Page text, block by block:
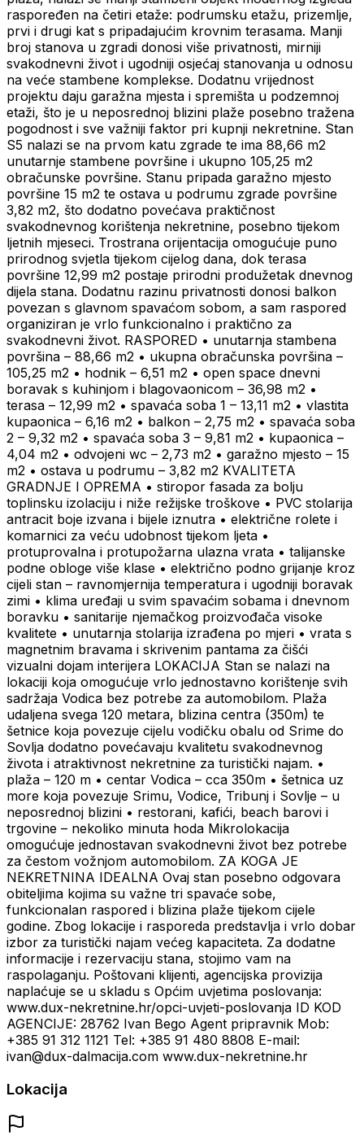
raspoređen na četiri etaže: podrumsku etažu, prizemlje,
prvi i drugi kat s pripadajućim krovnim terasama. Manji
broj stanova u zgradi donosi više privatnosti, mirniji
svakodnevni život i ugodniji osjećaj stanovanja u odnosu
na veće stambene komplekse. Dodatnu vrijednost
projektu daju garažna mjesta i spremišta u podzemnoj
etaži, što je u neposrednoj blizini plaže posebno tražena
pogodnost i sve važniji faktor pri kupnji nekretnine. Stan
S5 nalazi se na prvom katu zgrade te ima 88,66 m2
unutarnje stambene površine i ukupno 105,25 m2
obračunske površine. Stanu pripada garažno mjesto
površine 15 m2 te ostava u podrumu zgrade površine
3,82 m2, što dodatno povećava praktičnost
svakodnevnog korištenja nekretnine, posebno tijekom
ljetnih mjeseci. Trostrana orijentacija omogućuje puno
prirodnog svjetla tijekom cijelog dana, dok terasa
površine 12,99 m2 postaje prirodni produžetak dnevnog
dijela stana. Dodatnu razinu privatnosti donosi balkon
povezan s glavnom spavaćom sobom, a sam raspored
organiziran je vrlo funkcionalno i praktično za
svakodnevni život. RASPORED • unutarnja stambena
površina – 88,66 m2 • ukupna obračunska površina –
105,25 m2 • hodnik – 6,51 m2 • open space dnevni
boravak s kuhinjom i blagovaonicom – 36,98 m2 •
terasa – 12,99 m2 • spavaća soba 1 – 13,11 m2 • vlastita
kupaonica – 6,16 m2 • balkon – 2,75 m2 • spavaća soba
2 – 9,32 m2 • spavaća soba 3 – 9,81 m2 • kupaonica –
4,04 m2 • odvojeni wc – 2,73 m2 • garažno mjesto – 15
m2 • ostava u podrumu – 3,82 m2 KVALITETA
GRADNJE I OPREMA • stiropor fasada za bolju
toplinsku izolaciju i niže režijske troškove • PVC stolarija
antracit boje izvana i bijele iznutra • električne rolete i
komarnici za veću udobnost tijekom ljeta •
protuprovalna i protupožarna ulazna vrata • talijanske
podne obloge više klase • električno podno grijanje kroz
cijeli stan – ravnomjernija temperatura i ugodniji boravak
zimi • klima uređaji u svim spavaćim sobama i dnevnom
boravku • sanitarije njemačkog proizvođača visoke
kvalitete • unutarnja stolarija izrađena po mjeri • vrata s
magnetnim bravama i skrivenim pantama za čišći
vizualni dojam interijera LOKACIJA Stan se nalazi na
lokaciji koja omogućuje vrlo jednostavno korištenje svih
sadržaja Vodica bez potrebe za automobilom. Plaža
udaljena svega 120 metara, blizina centra (350m) te
šetnice koja povezuje cijelu vodičku obalu od Srime do
Sovlja dodatno povećavaju kvalitetu svakodnevnog
života i atraktivnost nekretnine za turistički najam. •
plaža – 120 m • centar Vodica – cca 350m • šetnica uz
more koja povezuje Srimu, Vodice, Tribunj i Sovlje – u
neposrednoj blizini • restorani, kafići, beach barovi i
trgovine – nekoliko minuta hoda Mikrolokacija
omogućuje jednostavan svakodnevni život bez potrebe
za čestom vožnjom automobilom. ZA KOGA JE
NEKRETNINA IDEALNA Ovaj stan posebno odgovara
obiteljima kojima su važne tri spavaće sobe,
funkcionalan raspored i blizina plaže tijekom cijele
godine. Zbog lokacije i rasporeda predstavlja i vrlo dobar
izbor za turistički najam većeg kapaciteta. Za dodatne
informacije i rezervaciju stana, stojimo vam na
raspolaganju. Poštovani klijenti, agencijska provizija
naplaćuje se u skladu s Općim uvjetima poslovanja:
www.dux-nekretnine.hr/opci-uvjeti-poslovanja ID KOD
AGENCIJE: 28762 Ivan Bego Agent pripravnik Mob:
+385 91 312 1121 Tel: +385 91 480 8808 E-mail:
ivan@dux-dalmacija.com www.dux-nekretnine.hr
Lokacija